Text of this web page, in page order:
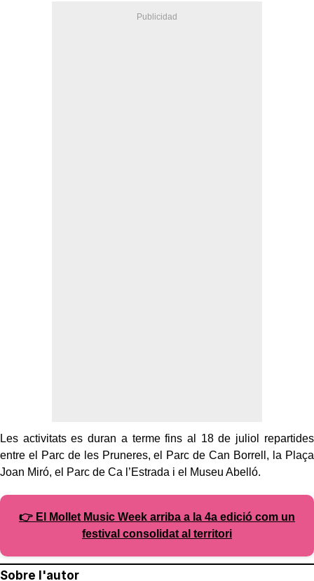
Les activitats es duran a terme fins al 18 de juliol repartides
entre el Parc de les Pruneres, el Parc de Can Borrell, la Plaça
Joan Miró, el Parc de Ca l’Estrada i el Museu Abelló.
👉 El Mollet Music Week arriba a la 4a edició com un
festival consolidat al territori
Sobre l'autor